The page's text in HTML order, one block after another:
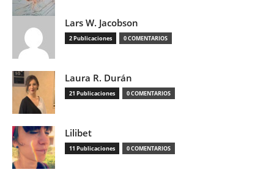
Lars W. Jacobson
2 Publicaciones 0 COMENTARIOS
Laura R. Durán
21 Publicaciones 0 COMENTARIOS
Lilibet
11 Publicaciones 0 COMENTARIOS